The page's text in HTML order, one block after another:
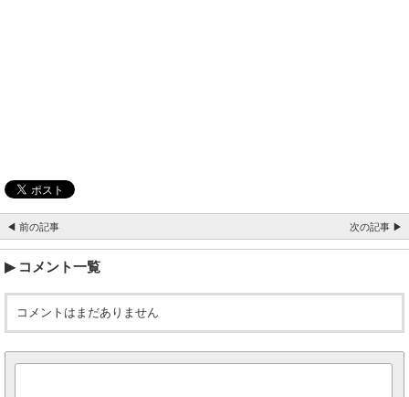
◀ 前の記事 次の記事 ▶
コメント一覧
コメントはまだありません